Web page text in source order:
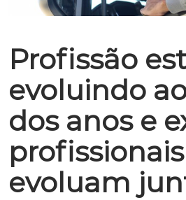
Profissão
evoluindo
dos anos e
profissionais
evoluam